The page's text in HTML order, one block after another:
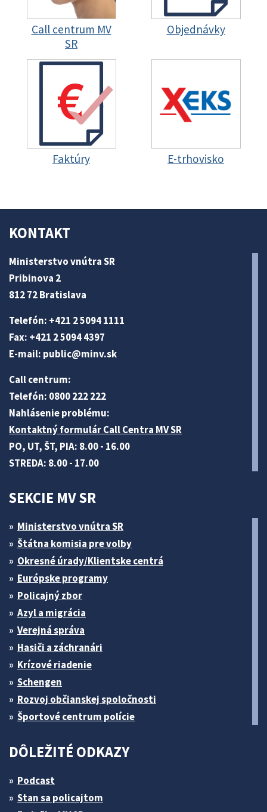
Call centrum MV
SR
Objednávky
Faktúry E-trhovisko
KONTAKT
Ministerstvo vnútra SR
Pribinova 2
812 72 Bratislava
Telefón: +421 2 5094 1111
Fax: +421 2 5094 4397
E-mail: public@minv.sk
Call centrum:
Telefón: 0800 222 222
Nahlásenie problému:
Kontaktný formulár Call Centra MV SR
PO, UT, ŠT, PIA: 8.00 - 16.00
STREDA: 8.00 - 17.00
SEKCIE MV SR
Ministerstvo vnútra SR
Štátna komisia pre volby
Okresné úrady/Klientske centrá
Európske programy
Policajný zbor
Azyl a migrácia
Verejná správa
Hasiči a záchranári
Krízové riadenie
Schengen
Rozvoj občianskej spoločnosti
Športové centrum polície
DÔLEŽITÉ ODKAZY
Podcast
Stan sa policajtom